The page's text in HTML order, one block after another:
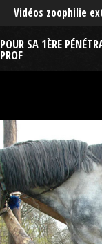
Vidéos zoophilie
POUR SA 1ÈRE
PROF